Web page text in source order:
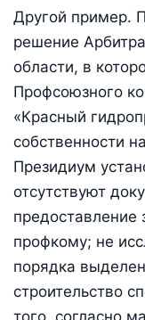
Другой пример.
решение
области, в
Профсоюзного
«Красный
собственности
Президиум
отсутствуют
предоставление
профкому; не
порядка
строительство